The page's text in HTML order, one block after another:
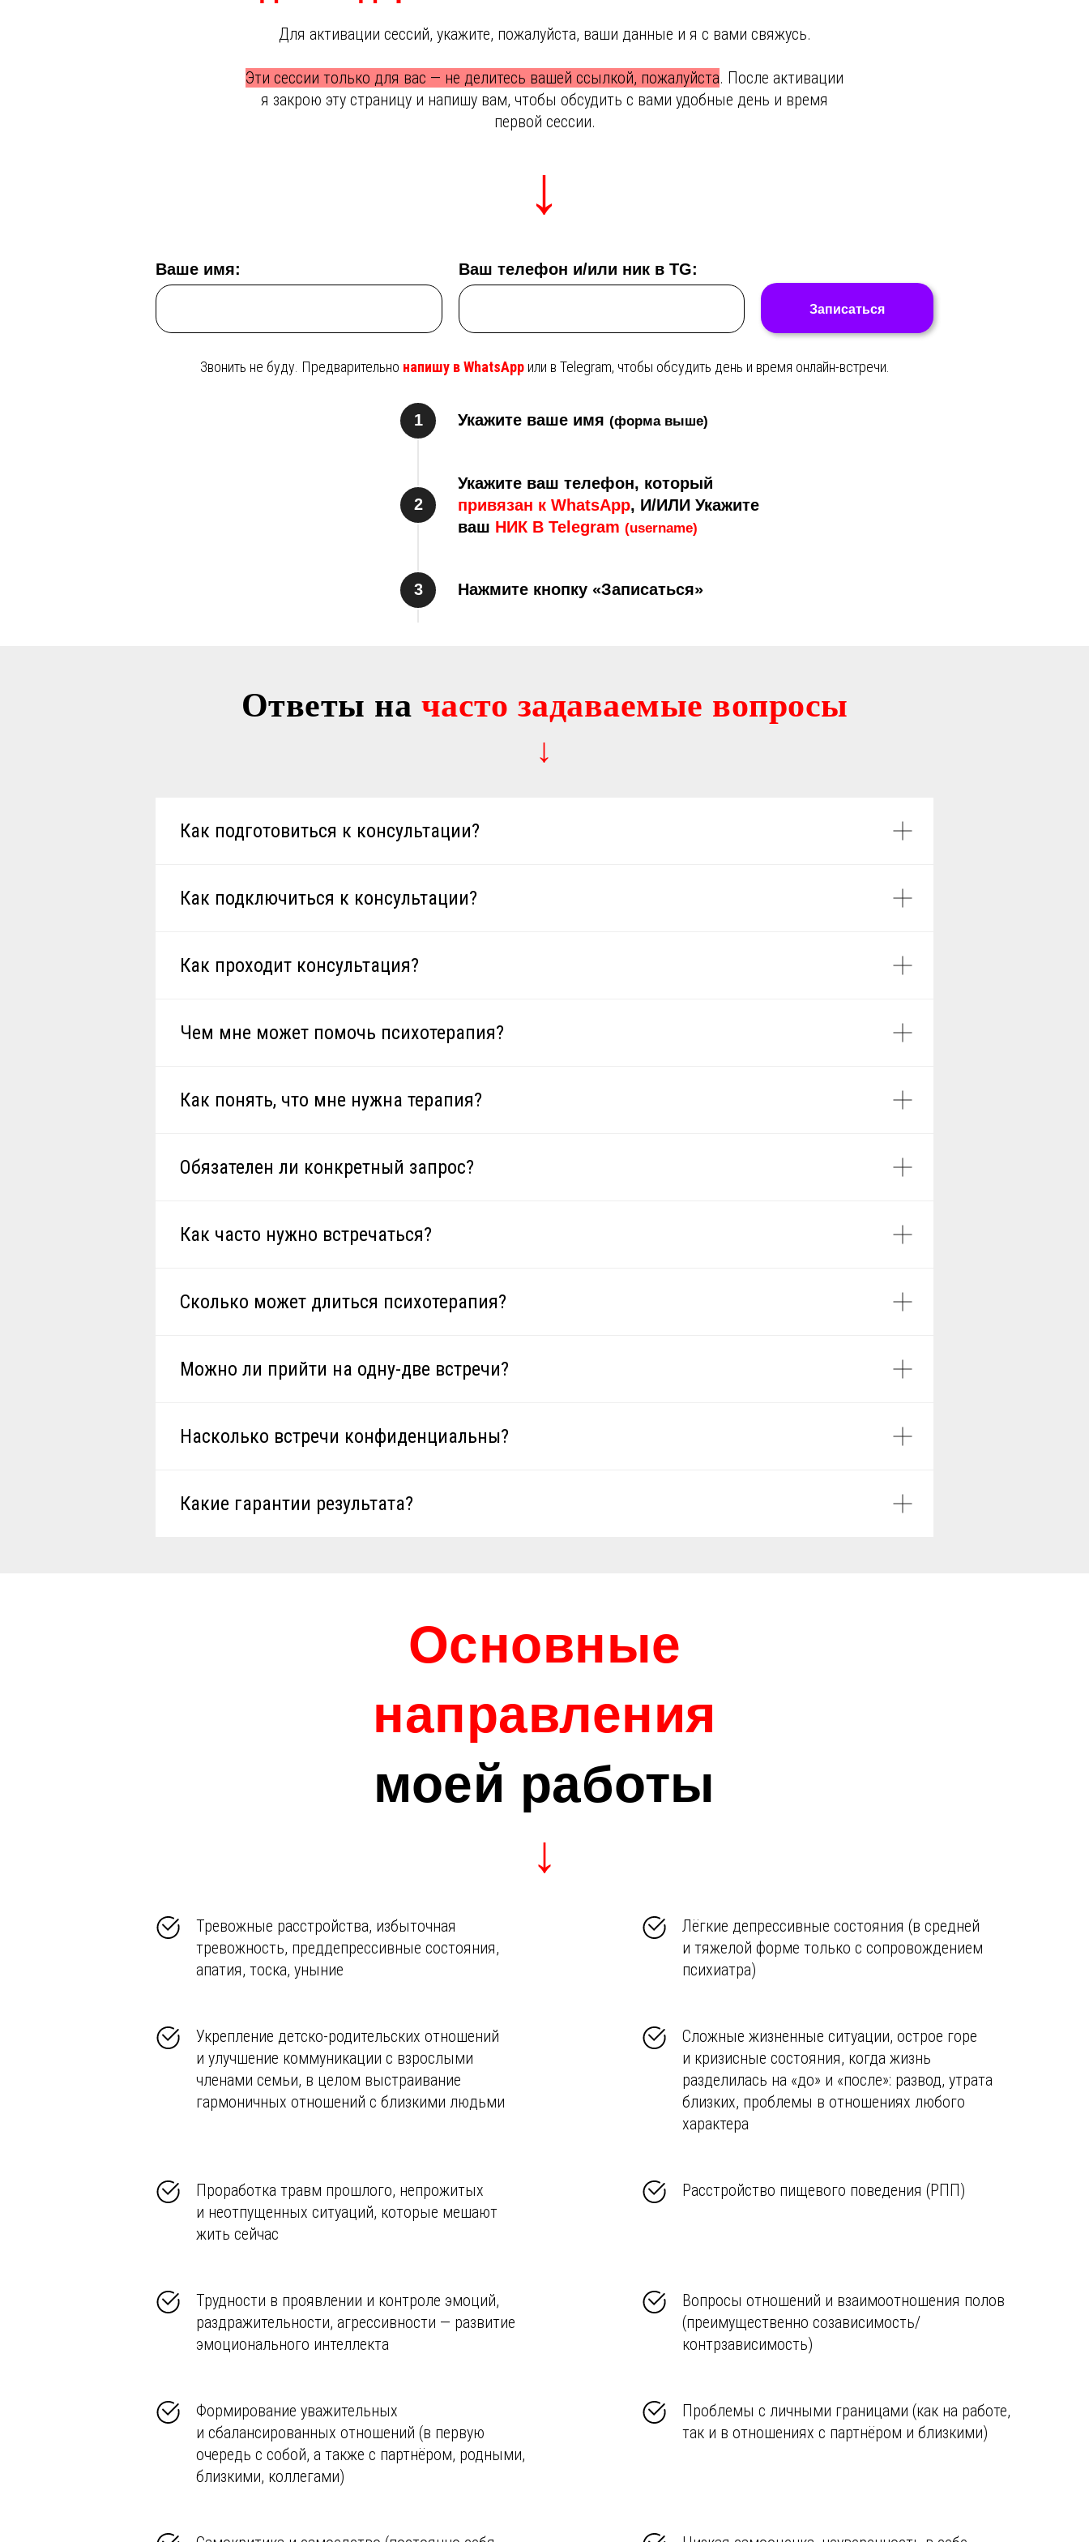
Для активации сессий, укажите, пожалуйста, ваши данные и я с вами свяжусь.
Эти сессии только для вас — не делитесь вашей ссылкой, пожалуйста. После активации
я закрою эту страницу и напишу вам, чтобы обсудить с вами удобные день и время
первой сессии.
↓
Ваше имя: Ваш телефон и/или ник в TG:
Записаться
Звонить не буду. Предварительно напишу в WhatsAppили в Telegram, чтобы обсудить день и время онлайн-встречи.
Укажите ваше имя (форма выше)
Укажите ваш телефон, который
привязан к WhatsApp, И/ИЛИ Укажите
ваш НИК В Telegram (username)
Нажмите кнопку «Записаться»
Ответы на часто задаваемые вопросы
↓
Как подготовиться к консультации?
Как подключиться к консультации?
Как проходит консультация?
Чем мне может помочь психотерапия?
Как понять, что мне нужна терапия?
Обязателен ли конкретный запрос?
Как часто нужно встречаться?
Сколько может длиться психотерапия?
Можно ли прийти на одну-две встречи?
Насколько встречи конфиденциальны?
Какие гарантии результата?
Основные
направления
моей работы
↓
Тревожные расстройства, избыточная
тревожность, преддепрессивные состояния,
апатия, тоска, уныние
Лёгкие депрессивные состояния (в средней
и тяжелой форме только с сопровождением
психиатра)
Укрепление детско-родительских отношений
и улучшение коммуникации с взрослыми
членами семьи, в целом выстраивание
гармоничных отношений с близкими людьми
Сложные жизненные ситуации, острое горе
и кризисные состояния, когда жизнь
разделилась на «до» и «после»: развод, утрата
близких, проблемы в отношениях любого
характера
Проработка травм прошлого, непрожитых
и неотпущенных ситуаций, которые мешают
жить сейчас
Расстройство пищевого поведения (РПП)
Трудности в проявлении и контроле эмоций,
раздражительности, агрессивности — развитие
эмоционального интеллекта
Вопросы отношений и взаимоотношения полов
(преимущественно созависимость/
контрзависимость)
Формирование уважительных
и сбалансированных отношений (в первую
очередь с собой, а также с партнёром, родными,
близкими, коллегами)
Проблемы с личными границами (как на работе,
так и в отношениях с партнёром и близкими)